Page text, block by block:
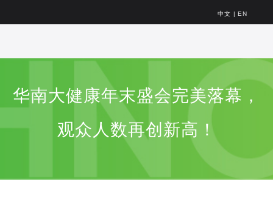
中文 | EN
华南大健康年末盛会完美落幕，
观众人数再创新高！